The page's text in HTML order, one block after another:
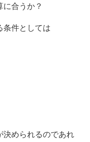
合うか？
条件としては
決められるのであれ